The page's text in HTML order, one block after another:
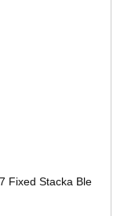
Fixed Stacka Ble